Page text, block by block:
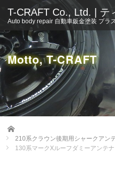
T-CRAFT Co., Ltd. |
Auto body repair 自動車鈑金塗装 プラ
Motto, T-CRAFT
Home
210系クラウン後期用シャークアン
130系マークXルーフダミーアンテナ